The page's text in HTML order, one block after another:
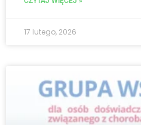
17 lutego, 2026